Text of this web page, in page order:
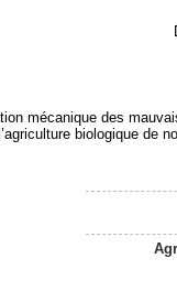
mécanique des
biologique de